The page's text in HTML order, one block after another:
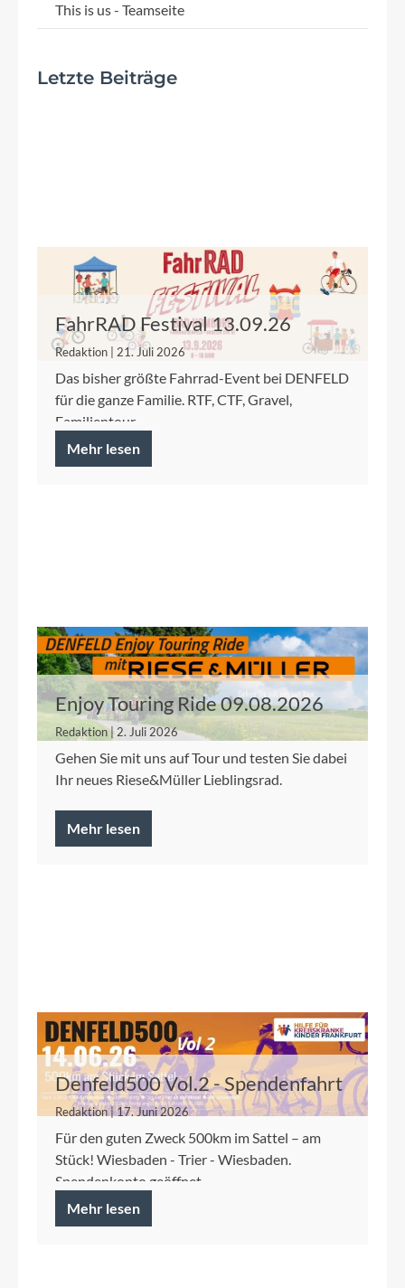
This is us - Teamseite
Letzte Beiträge
FahrRAD Festival 13.09.26
Redaktion | 21. Juli 2026
Das bisher größte Fahrrad-Event bei DENFELD
für die ganze Familie. RTF, CTF, Gravel,
Familientour.
Mehr lesen
Enjoy Touring Ride 09.08.2026
Redaktion | 2. Juli 2026
Gehen Sie mit uns auf Tour und testen Sie dabei
Ihr neues Riese&Müller Lieblingsrad.
Mehr lesen
Denfeld500 Vol.2 - Spendenfahrt
2026 für die Kinderkrebshilfe
Redaktion | 17. Juni 2026
Für den guten Zweck 500km im Sattel – am
Stück! Wiesbaden - Trier - Wiesbaden.
Spendenkonto geöffnet.
Mehr lesen